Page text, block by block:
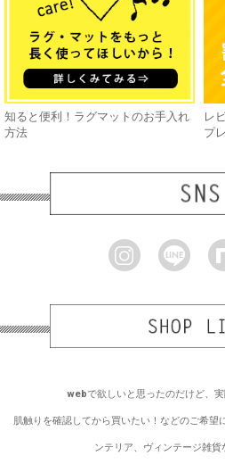
知ると便利！ラグマットのお手入れ
方法
レ
プ
webで欲しいと思ったのだけど、実
肌触りを確認してから買いたい！などのご希望
ンテリア、ヴィンテージ雑貨